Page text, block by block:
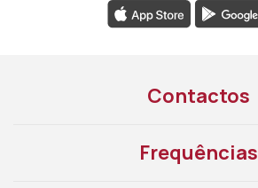
Contactos
Frequências